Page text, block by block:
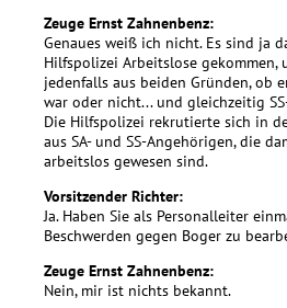
Zeuge Ernst Zahnenbenz:
Genaues weiß ich nicht. Es sind ja
Hilfspolizei Arbeitslose gekommen,
jedenfalls aus beiden Gründen, ob
war oder nicht... und gleichzeitig
Die Hilfspolizei rekrutierte sich in
aus SA- und SS-Angehörigen, die
arbeitslos gewesen sind.
Vorsitzender Richter:
Ja. Haben Sie als Personalleiter
Beschwerden gegen Boger zu
Zeuge Ernst Zahnenbenz:
Nein, mir ist nichts bekannt.